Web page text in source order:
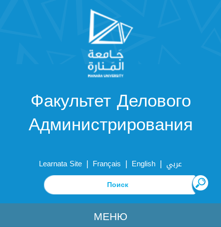
Факультет Делового
Администрирования
Learnata Site | Français | English | عربي
МЕНЮ